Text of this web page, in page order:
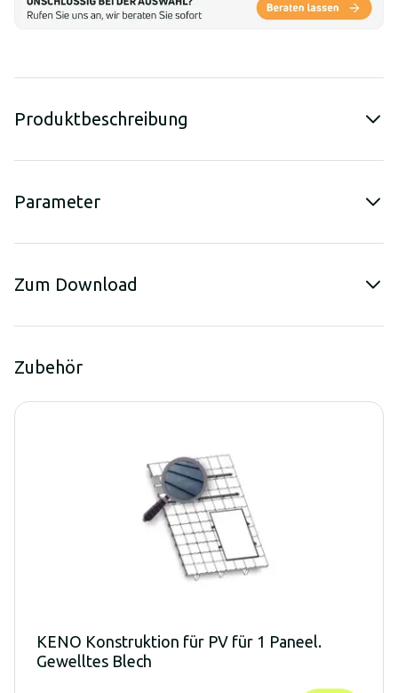
Produktbeschreibung
Parameter
Zum Download
Zubehör
KENO Konstruktion für PV für 1 Paneel.
Gewelltes Blech